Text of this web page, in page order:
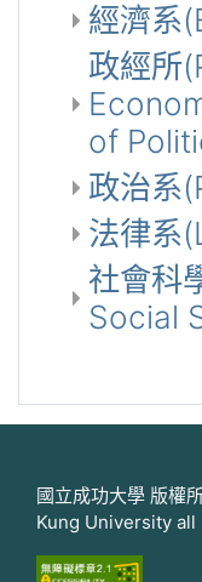
經濟系
政經所
of
政治系
法律系
社會科
Social
國立成功大學 版權
Kung University